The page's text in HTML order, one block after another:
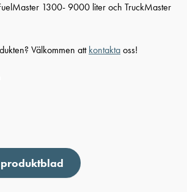
1300- 9000 liter och TruckMaster
Välkommen attkontaktaoss!